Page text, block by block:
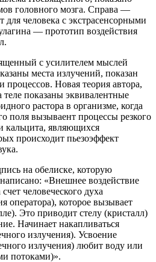
головного мозга. Справа —
для человека с экстрасенсорными
— прототип воздействия
с усилителем мыслей
места излучений, показан
процессов. Новая теория автора,
показаны эквивалентные
растора в организме, когда
поля вызываент процессы резкого
кальцита, являющихся
происходит пьезоэффект
на обелиске, которую
«Внешнее воздействие
человеческого духа
оператора), которое вызывает
Это приводит стелу (кристалл)
Начинает накапливаться
излучения). Усвоение
излучения) любит воду или
потоками)».